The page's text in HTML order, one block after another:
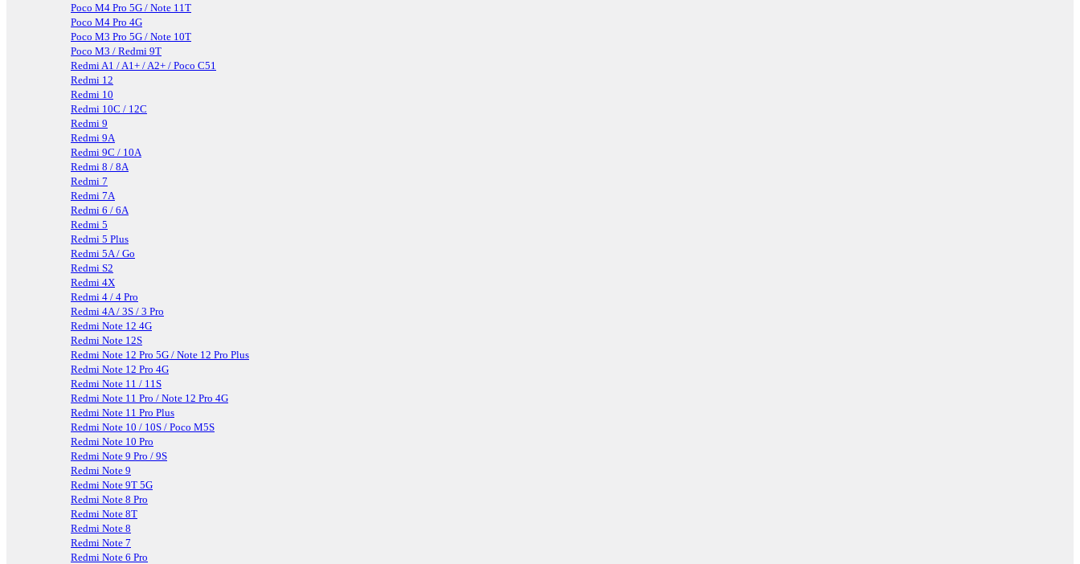
Poco M4 Pro 5G / Note 11T
Poco M4 Pro 4G
Poco M3 Pro 5G / Note 10T
Poco M3 / Redmi 9T
Redmi A1 / A1+ / A2+ / Poco C51
Redmi 12
Redmi 10
Redmi 10C / 12C
Redmi 9
Redmi 9A
Redmi 9C / 10A
Redmi 8 / 8A
Redmi 7
Redmi 7A
Redmi 6 / 6A
Redmi 5
Redmi 5 Plus
Redmi 5A / Go
Redmi S2
Redmi 4X
Redmi 4 / 4 Pro
Redmi 4A / 3S / 3 Pro
Redmi Note 12 4G
Redmi Note 12S
Redmi Note 12 Pro 5G / Note 12 Pro Plus
Redmi Note 12 Pro 4G
Redmi Note 11 / 11S
Redmi Note 11 Pro / Note 12 Pro 4G
Redmi Note 11 Pro Plus
Redmi Note 10 / 10S / Poco M5S
Redmi Note 10 Pro
Redmi Note 9 Pro / 9S
Redmi Note 9
Redmi Note 9T 5G
Redmi Note 8 Pro
Redmi Note 8T
Redmi Note 8
Redmi Note 7
Redmi Note 6 Pro